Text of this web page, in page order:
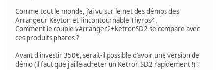
Comme tout le monde, j'ai vu sur le net des démos des
Arrangeur Keyton et l'incontournable Thyros4.
Comment le couple vArranger2+ketronSD2 se compare avec
ces produits phares ?
Avant d'investir 350€, serait-il possible d'avoir une version de
démo (il faut que j'aille acheter un Ketron SD2 rapidement !) ?